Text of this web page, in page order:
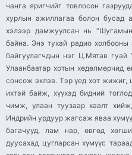
чанга яригчийг товлосон
хурлын ажиллагаа болон бусад
хэлээр дамжуулсан нь
байна. Энэ тухай радио
байгуулагчдын нэг Ц.Мятав
Улаанбаатар хотын хөдөлмөрчид
сонсож эхлэв. Тэр үед хот
ихтэй байж, хүүхэд бидний
чимж, улаан туузаар хаалт
Индрийн урдуур жагсаж яваа
багачууд, лам нар, өвгөд
дуусахад цугларсан хүмүүс